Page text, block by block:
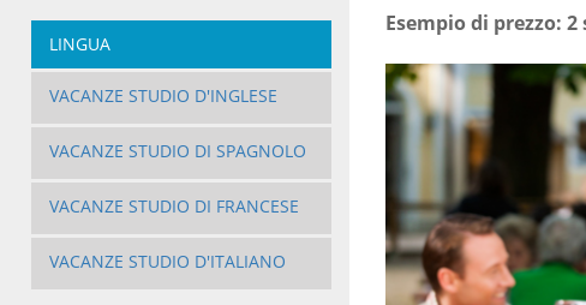
LINGUA
VACANZE STUDIO D'INGLESE
VACANZE STUDIO DI SPAGNOLO
VACANZE STUDIO DI FRANCESE
VACANZE STUDIO D'ITALIANO
Esempio di prezzo: